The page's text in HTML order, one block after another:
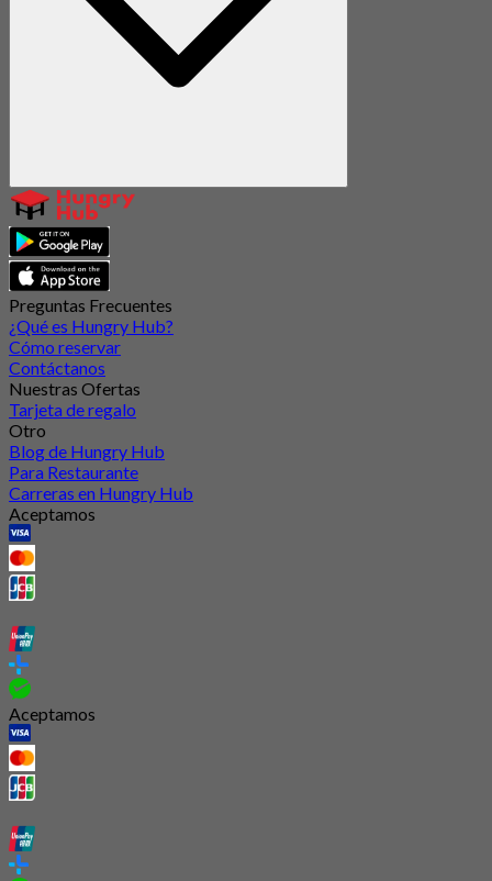
Preguntas Frecuentes
¿Qué es Hungry Hub?
Cómo reservar
Contáctanos
Nuestras Ofertas
Tarjeta de regalo
Otro
Blog de Hungry Hub
Para Restaurante
Carreras en Hungry Hub
Aceptamos
Aceptamos